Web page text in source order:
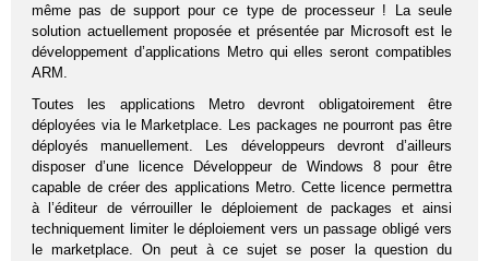
même pas de support pour ce type de processeur ! La seule
solution actuellement proposée et présentée par Microsoft est le
développement d’applications Metro qui elles seront compatibles
ARM.
Toutes les applications Metro devront obligatoirement être
déployées via le Marketplace. Les packages ne pourront pas être
déployés manuellement. Les développeurs devront d’ailleurs
disposer d’une licence Développeur de Windows 8 pour être
capable de créer des applications Metro. Cette licence permettra
à l’éditeur de vérrouiller le déploiement de packages et ainsi
techniquement limiter le déploiement vers un passage obligé vers
le marketplace. On peut à ce sujet se poser la question du